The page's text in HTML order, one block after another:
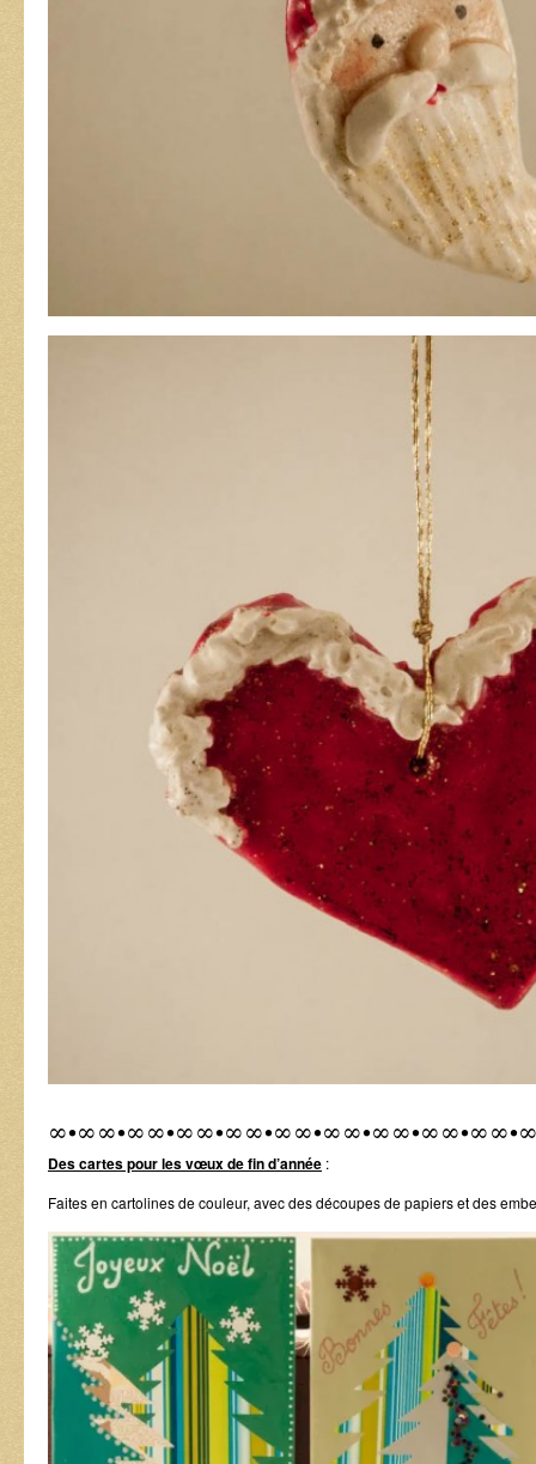
Des cartes pour les vœux de fin d’année :
Faites en cartolines de couleur, avec des découpes de papiers et des